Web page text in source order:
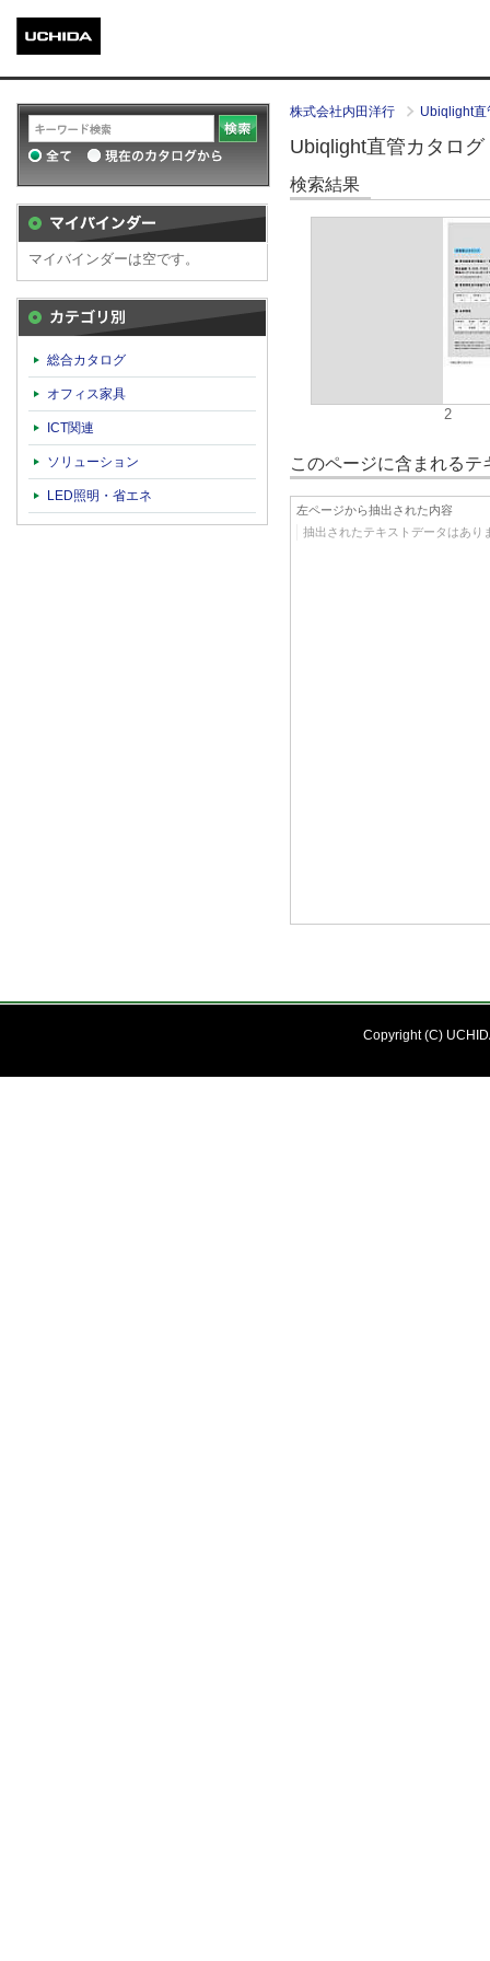
株式会社内田洋行 Ubiqlight
Ubiqlight直管カタロ
検索結果
2
このページに含まれる
左ページから抽出された内容
抽出されたテキストデータはあり
マイバインダーは空です。
総合カタログ
オフィス家具
ICT関連
ソリューション
LED照明・省エネ
Copyright (C)